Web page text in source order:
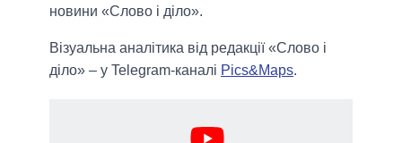
новини «Слово і діло».
Візуальна аналітика від редакції «Слово і
діло» – у Telegram-каналі Pics&Maps.